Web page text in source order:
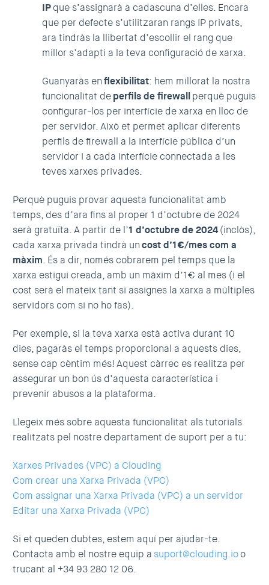
IPque s’assignarà a cadascuna d’elles. Encara
que per defecte s’utilitzaran rangs IP privats,
ara tindràs la llibertat d’escollir el rang que
millor s’adapti a la teva configuració de xarxa.
Guanyaràs enflexibilitat: hem millorat la nostra
funcionalitat deperfils de firewallperquè puguis
configurar-los per interfície de xarxa en lloc de
per servidor. Això et permet aplicar diferents
perfils de firewall a la interfície pública d’un
servidor i a cada interfície connectada a les
teves xarxes privades.
Perquè puguis provar aquesta funcionalitat amb
temps, des d’ara fins al proper 1 d’octubre de 2024
serà gratuïta. A partir de l’1 d’octubre de 2024(inclòs),
cada xarxa privada tindrà uncost d’1€/mes com a
màxim. És a dir, només cobrarem pel temps que la
xarxa estigui creada, amb un màxim d’1€ al mes (i el
cost serà el mateix tant si assignes la xarxa a múltiples
servidors com si no ho fas).
Per exemple, si la teva xarxa està activa durant 10
dies, pagaràs el temps proporcional a aquests dies,
sense cap cèntim més! Aquest càrrec es realitza per
assegurar un bon ús d’aquesta característica i
prevenir abusos a la plataforma.
Llegeix més sobre aquesta funcionalitat als tutorials
realitzats pel nostre departament de suport per a tu:
Xarxes Privades (VPC) a Clouding
Com crear una Xarxa Privada (VPC)
Com assignar una Xarxa Privada (VPC) a un servidor
Editar una Xarxa Privada (VPC)
Si et queden dubtes, estem aquí per ajudar-te.
Contacta amb el nostre equip a suport@clouding.ioo
trucant al +34 93 280 12 06.